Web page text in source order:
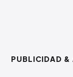
PUBLICIDAD &